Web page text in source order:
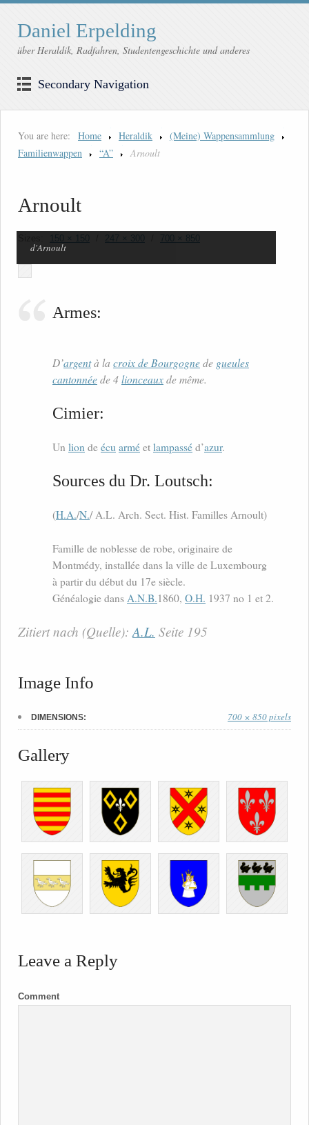
Daniel Erpelding
über Heraldik, Radfahren, Studentengeschichte und anderes
Secondary Navigation
You are here: Home Heraldik
(Meine) Wappensammlung
Familienwappen
“A” Arnoult
Arnoult
150 × 150 247 × 300 700 × 850
d'Arnoult
Armes:
D’argentà la croix de Bourgognede gueules
cantonnéede 4lionceauxde même.
Cimier:
Un lion de écu armé et lampassé d’azur.
Sources du Dr. Loutsch:
(H.A./N./ A.L. Arch. Sect. Hist. Familles Arnoult)
Famille de noblesse de robe, originaire de
Montmédy, installée dans la ville de Luxembourg
à partir du début du 17e siècle.
Généalogie dans A.N.B.1860, O.H. 1937 no 1 et 2.
Zitiert nach (Quelle):A.L. Seite 195
Image Info
DIMENSIONS: 700 × 850 pixels
Gallery
Leave a Reply
Comment